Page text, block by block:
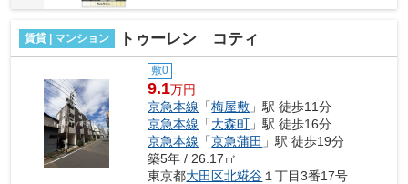
賃貸 | マンション トゥーレン コティ
敷0
9.1万円
京急本線 「梅屋敷 」駅 徒歩11分
京急本線 「大森町 」駅 徒歩16分
京急本線 「京急蒲田 」駅 徒歩19分
築5年 / 26.17㎡
東京都大田区北糀谷 １丁目3番17号